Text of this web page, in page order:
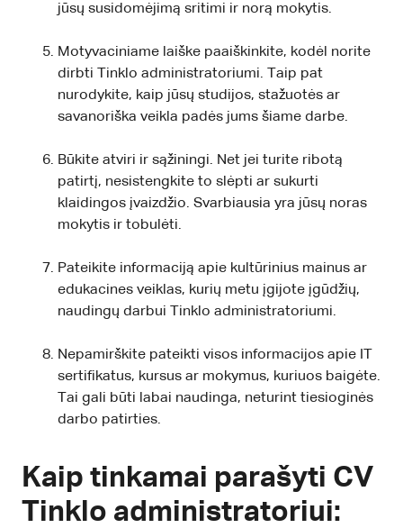
jūsų susidomėjimą sritimi ir norą mokytis.
Motyvaciniame laiške paaiškinkite, kodėl norite
dirbti Tinklo administratoriumi. Taip pat
nurodykite, kaip jūsų studijos, stažuotės ar
savanoriška veikla padės jums šiame darbe.
Būkite atviri ir sąžiningi. Net jei turite ribotą
patirtį, nesistengkite to slėpti ar sukurti
klaidingos įvaizdžio. Svarbiausia yra jūsų noras
mokytis ir tobulėti.
Pateikite informaciją apie kultūrinius mainus ar
edukacines veiklas, kurių metu įgijote įgūdžių,
naudingų darbui Tinklo administratoriumi.
Nepamirškite pateikti visos informacijos apie IT
sertifikatus, kursus ar mokymus, kuriuos baigėte.
Tai gali būti labai naudinga, neturint tiesioginės
darbo patirties.
Kaip tinkamai parašyti CV
Tinklo administratoriui: